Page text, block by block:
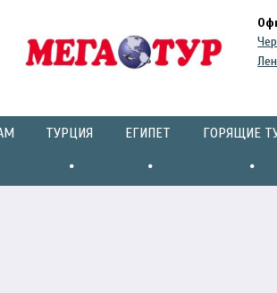
ТУРЦИЯ ЕГИПЕТ ГОРЯЩИЕ